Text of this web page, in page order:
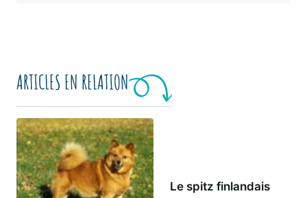
ARTICLES EN RELATION
Le spitz finlandais